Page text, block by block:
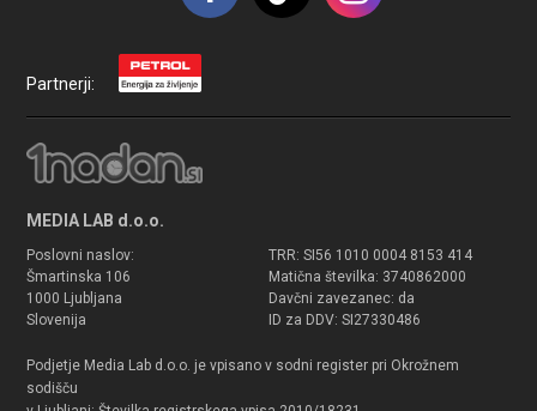
Partnerji:
MEDIA LAB d.o.o.
Poslovni naslov:
Šmartinska 106
1000 Ljubljana
Slovenija
TRR: SI56 1010 0004 8153 414
Matična številka: 3740862000
Davčni zavezanec: da
ID za DDV: SI27330486
Podjetje Media Lab d.o.o. je vpisano v sodni register pri Okrožnem
sodišču